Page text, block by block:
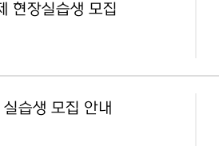
현장실습생 모집
City 하계 실습생 모집 안내